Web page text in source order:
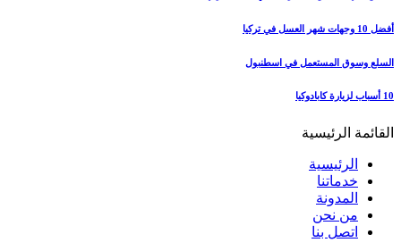
أفضل 10 وجهات شهر العسل في تركيا
السلع وسوق المستعمل في اسطنبول
10 أسباب لزيارة كابادوكيا
القائمة الرئيسية
الرئيسية
خدماتنا
المدونة
من نحن
اتصل بنا